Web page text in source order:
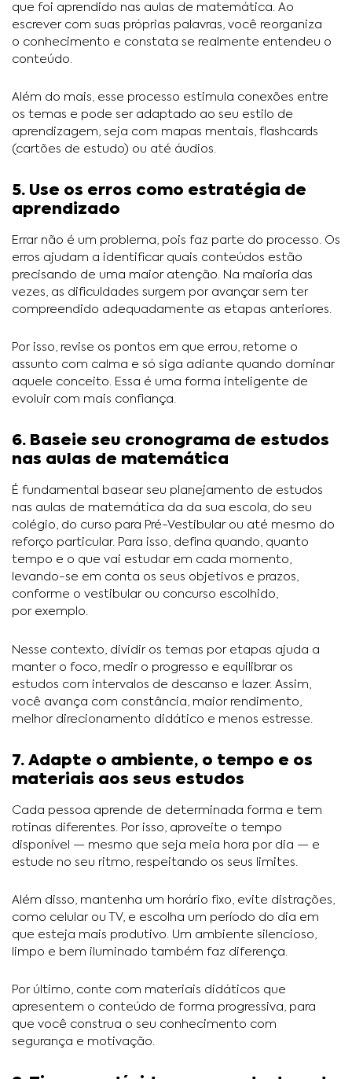
que foi aprendido nas aulas de matemática. Ao
escrever com suas próprias palavras, você reorganiza
o conhecimento e constata se realmente entendeu o
conteúdo.
Além do mais, esse processo estimula conexões entre
os temas e pode ser adaptado ao seu estilo de
aprendizagem, seja com mapas mentais, flashcards
(cartões de estudo) ou até áudios.
5. Use os erros como estratégia de
aprendizado
Errar não é um problema, pois faz parte do processo. Os
erros ajudam a identificar quais conteúdos estão
precisando de uma maior atenção. Na maioria das
vezes, as dificuldades surgem por avançar sem ter
compreendido adequadamente as etapas anteriores.
Por isso, revise os pontos em que errou, retome o
assunto com calma e só siga adiante quando dominar
aquele conceito. Essa é uma forma inteligente de
evoluir com mais confiança.
6. Baseie seu cronograma de estudos
nas aulas de matemática
É fundamental basear seu planejamento de estudos
nas aulas de matemática da da sua escola, do seu
colégio, do curso para Pré-Vestibular ou até mesmo do
reforço particular. Para isso, defina quando, quanto
tempo e o que vai estudar em cada momento,
levando-se em conta os seus objetivos e prazos,
conforme o vestibular ou concurso escolhido,
por exemplo.
Nesse contexto, dividir os temas por etapas ajuda a
manter o foco, medir o progresso e equilibrar os
estudos com intervalos de descanso e lazer. Assim,
você avança com constância, maior rendimento,
melhor direcionamento didático e menos estresse.
7. Adapte o ambiente, o tempo e os
materiais aos seus estudos
Cada pessoa aprende de determinada forma e tem
rotinas diferentes. Por isso, aproveite o tempo
disponível — mesmo que seja meia hora por dia — e
estude no seu ritmo, respeitando os seus limites.
Além disso, mantenha um horário fixo, evite distrações,
como celular ou TV, e escolha um período do dia em
que esteja mais produtivo. Um ambiente silencioso,
limpo e bem iluminado também faz diferença.
Por último, conte com materiais didáticos que
apresentem o conteúdo de forma progressiva, para
que você construa o seu conhecimento com
segurança e motivação.